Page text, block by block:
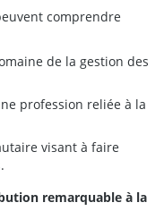
comprendre
de la gestion des
profession reliée à la
visant à faire
remarquable à la